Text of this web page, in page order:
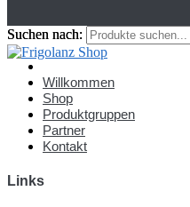
Suchen nach:
Suchen nach:
Willkommen
Shop
Produktgruppen
Partner
Kontakt
Links